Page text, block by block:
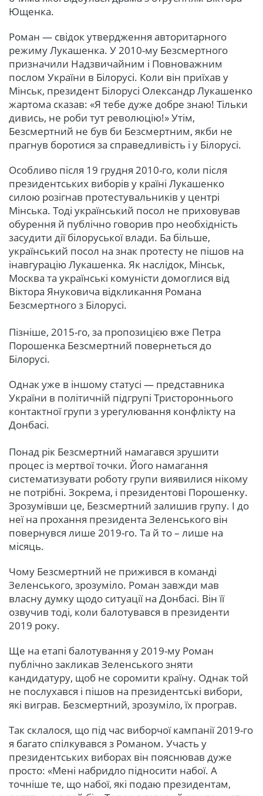
Ющенка.
Роман — свідок утвердження авторитарного
режиму Лукашенка. У 2010-му Безсмертного
призначили Надзвичайним і Повноважним
послом України в Білорусі. Коли він приїхав у
Мінськ, президент Білорусі Олександр Лукашенко
жартома сказав: «Я тебе дуже добре знаю! Тільки
дивись, не роби тут революцію!» Утім,
Безсмертний не був би Безсмертним, якби не
прагнув боротися за справедливість і у Білорусі.
Особливо після 19 грудня 2010-го, коли після
президентських виборів у країні Лукашенко
силою розігнав протестувальників у центрі
Мінська. Тоді український посол не приховував
обурення й публічно говорив про необхідність
засудити дії білоруської влади. Ба більше,
український посол на знак протесту не пішов на
інавгурацію Лукашенка. Як наслідок, Мінськ,
Москва та українські комуністи домоглися від
Віктора Януковича відкликання Романа
Безсмертного з Білорусі.
Пізніше, 2015-го, за пропозицією вже Петра
Порошенка Безсмертний повернеться до
Білорусі.
Однак уже в іншому статусі — представника
України в політичній підгрупі Тристороннього
контактної групи з урегулювання конфлікту на
Донбасі.
Понад рік Безсмертний намагався зрушити
процес із мертвої точки. Його намагання
систематизувати роботу групи виявилися нікому
не потрібні. Зокрема, і президентові Порошенку.
Зрозумівши це, Безсмертний залишив групу. І до
неї на прохання президента Зеленського він
повернувся лише 2019-го. Та й то – лише на
місяць.
Чому Безсмертний не прижився в команді
Зеленського, зрозуміло. Роман завжди мав
власну думку щодо ситуації на Донбасі. Він її
озвучив тоді, коли балотувався в президенти
2019 року.
Ще на етапі балотування у 2019-му Роман
публічно закликав Зеленського зняти
кандидатуру, щоб не соромити країну. Однак той
не послухався і пішов на президентські вибори,
які виграв. Безсмертний, зрозуміло, їх програв.
Так склалося, що під час виборчої кампанії 2019-го
я багато спілкувався з Романом. Участь у
президентських виборах він пояснював дуже
просто: «Мені набридло підносити набої. А
точніше те, що набої, які подаю президентам,